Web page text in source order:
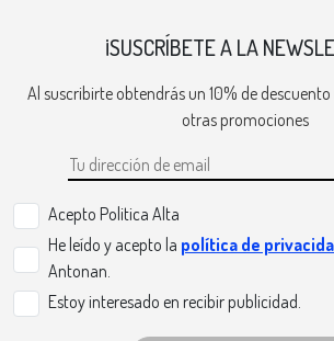
¡SUSCRÍBETE A LA
Al suscribirte obtendrás un 10% de
otras promociones
Acepto Politica Alta
He leído y acepto la política de
Antonan.
Estoy interesado en recibir publicidad.